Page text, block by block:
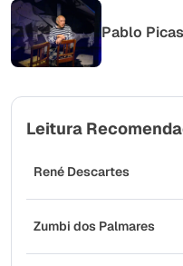
Pablo
Leitura
René Descartes
Zumbi dos Palmares